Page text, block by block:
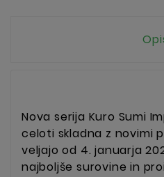
Nova serija Kuro Sumi
celoti skladna z novimi
veljajo od 4. januarja
najboljše surovine in